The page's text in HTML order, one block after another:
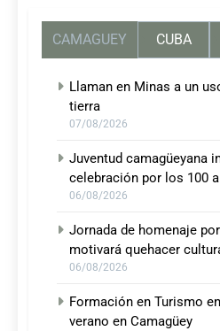
CAMAGUEY CUBA
Llaman en Minas a un
tierra
07/08/2026
Juventud camagüeyana
celebración por los 100
06/08/2026
Jornada de homenaje
motivará quehacer
06/08/2026
Formación en Turismo
verano en Camagüey